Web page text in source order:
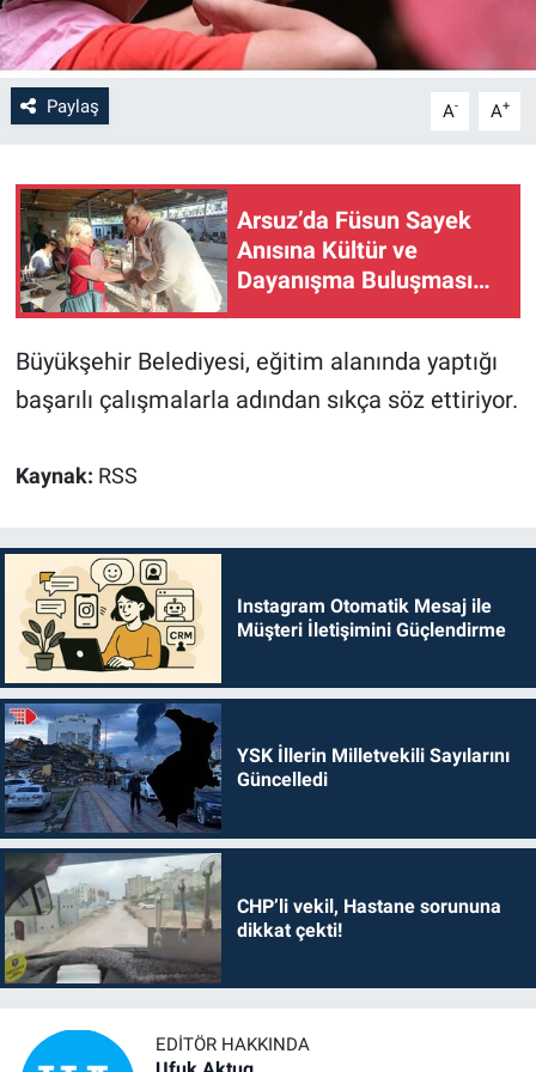
Paylaş A- A+
Arsuz’da Füsun Sayek
Anısına Kültür ve
Dayanışma Buluşması…
Büyükşehir Belediyesi, eğitim alanında yaptığı
başarılı çalışmalarla adından sıkça söz ettiriyor.
Kaynak: RSS
Instagram Otomatik Mesaj ile
Müşteri İletişimini Güçlendirme
YSK İllerin Milletvekili Sayılarını
Güncelledi
CHP’li vekil, Hastane sorununa
dikkat çekti!
EDITÖR HAKKINDA